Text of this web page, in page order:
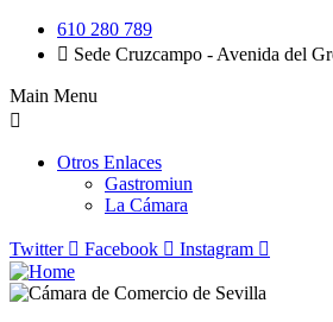
610 280 789
Sede Cruzcampo - Avenida del
Main Menu
Otros Enlaces
Gastromiun
La Cámara
Twitter Facebook Instagram